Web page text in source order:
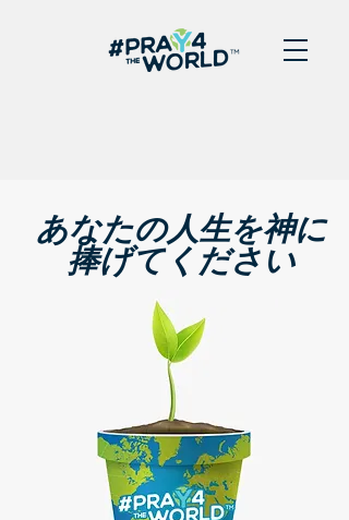
あなたの人生を神に
捧げてください